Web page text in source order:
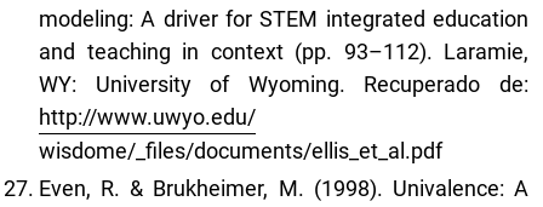
modeling: A driver for STEM integrated education
and teaching in context (pp. 93–112). Laramie,
WY: University of Wyoming. Recuperado de:
http://www.uwyo.edu/
wisdome/_files/documents/ellis_et_al.pdf
Even, R. & Brukheimer, M. (1998). Univalence: A